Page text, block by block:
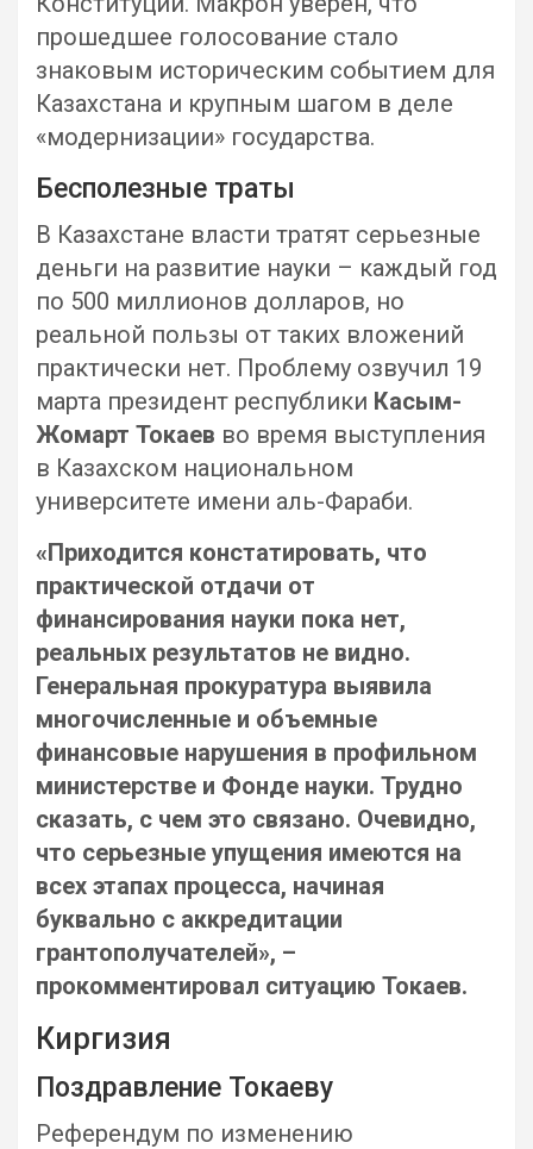
прошедшее голосование стало
знаковым историческим событием для
Казахстана и крупным шагом в деле
«модернизации» государства.
Бесполезные траты
В Казахстане власти тратят серьезные
деньги на развитие науки – каждый год
по 500 миллионов долларов, но
реальной пользы от таких вложений
практически нет. Проблему озвучил 19
марта президент республики Касым-
Жомарт Токаев во время выступления
в Казахском национальном
университете имени аль-Фараби.
«Приходится констатировать, что
практической отдачи от
финансирования науки пока нет,
реальных результатов не видно.
Генеральная прокуратура выявила
многочисленные и объемные
финансовые нарушения в профильном
министерстве и Фонде науки. Трудно
сказать, с чем это связано. Очевидно,
что серьезные упущения имеются на
всех этапах процесса, начиная
буквально с аккредитации
грантополучателей», –
прокомментировал ситуацию Токаев.
Киргизия
Поздравление Токаеву
Референдум по изменению